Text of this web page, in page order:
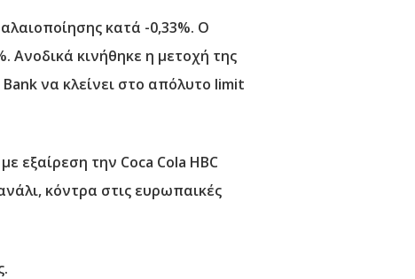
κατά -0,33%. Ο
Ανοδικά κινήθηκε η μετοχή της
να κλείνει στο απόλυτο limit
εξαίρεση την Coca Cola HBC
κόντρα στις ευρωπαικές